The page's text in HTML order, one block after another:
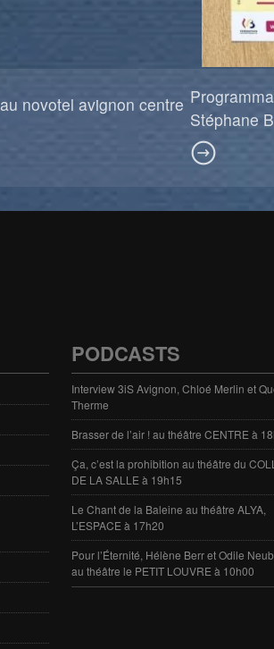
novotel avignon centre
Stéphane
PODCASTS
Interview 3iS Avignon, Chloé Merlin et
Therme
Brasser de l’air ! au théâtre CENTRE à
Ça, c’est la prohibition au théâtre du
DE LA SALLE à 19h15
Le Chant de la Baleine au théâtre ALYA,
L’ESPACE à 17h20
Pour l’Éternité, Hélène Berr et Odile
au théâtre le PETIT LOUVRE à 10h00